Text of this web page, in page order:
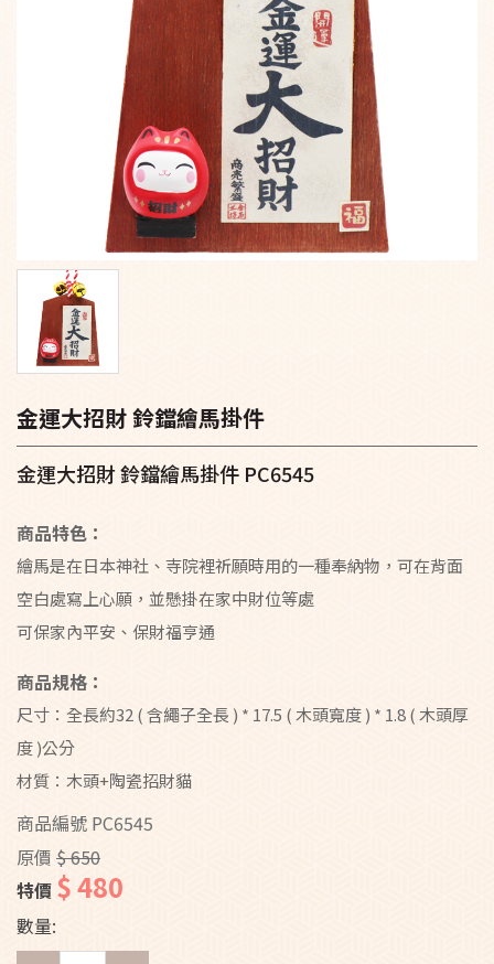
金運大招財 鈴鐺繪馬掛件
金運大招財 鈴鐺繪馬掛件 PC6545
商品特色：
繪馬是在日本神社、寺院裡祈願時用的一種奉納物，可在背面
空白處寫上心願，並懸掛在家中財位等處
可保家內平安、保財福亨通
商品規格：
尺寸：全長約32 ( 含繩子全長 ) * 17.5 ( 木頭寬度 ) * 1.8 ( 木頭厚
度 )公分
材質：木頭+陶瓷招財貓
商品編號 PC6545
原價 $ 650
特價 $ 480
數量: